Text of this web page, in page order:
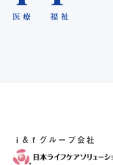
ｉ&ｆグループ会社